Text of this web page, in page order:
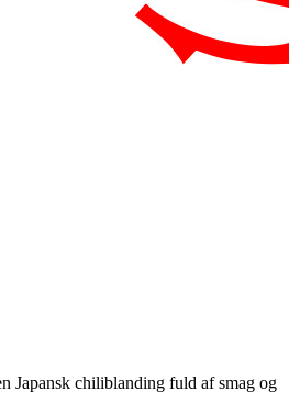
Japansk chiliblanding fuld af smag og